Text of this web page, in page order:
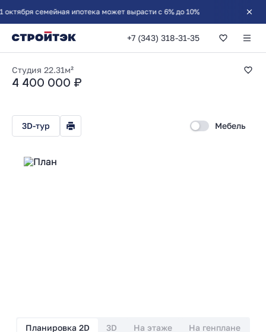
семейная ипотека может вырасти с 6% до 10%
+7 (343) 318-31-35
Студия 22.31м²
Студия 22.31м²
4 400 000 ₽
3D-тур Мебель
Планировка 2D 3D На этаже На генплане